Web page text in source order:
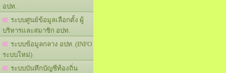
อปท.
ระบบศูนย์ข้อมูลเลือกตั้ง ผู้
บริหารและสมาชิก อปท.
ระบบข้อมูลกลาง อปท. (INFO
ระบบใหม่)
ระบบบันทึกบัญชีท้องถิ่น